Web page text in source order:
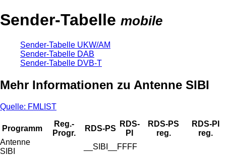
Sender-Tabelle mobile
Sender-Tabelle UKW/AM
Sender-Tabelle DAB
Sender-Tabelle DVB-T
Mehr Informationen zu Antenne SIBI
Quelle: FMLIST
Programm
Reg.-
Progr.
RDS-PS
RDS-
PI
RDS-PS
reg.
RDS-PI
reg.
Antenne
SIBI
__SIBI__ FFFF